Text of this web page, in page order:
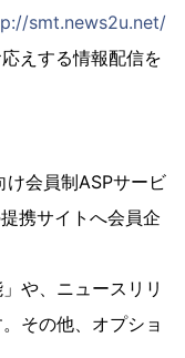
smt.news2u.net/
えする情報配信を
け会員制ASPサービ
携サイトへ会員企
や、ニュースリリ
その他、オプショ